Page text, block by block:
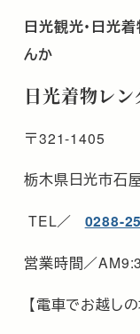
日光観光･日光
んか
日光着物レ
〒321-1405
栃木県日光市石
TEL／ 0288-
営業時間／
【電車でお越しの